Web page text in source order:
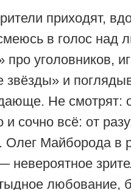
приходят,
в голос
про уголовников,
звёзды» и
Не смотрят:
сочно всё: от
Олег Майборода в
невероятное
любование,